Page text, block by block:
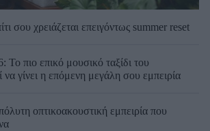
σου χρειάζεται επειγόντως summer reset
πιο επικό μουσικό ταξίδι του
να γίνει η επόμενη μεγάλη σου εμπειρία
οπτικοακουστική εμπειρία που